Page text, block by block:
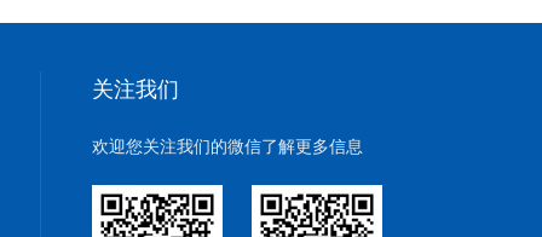
关注我们
欢迎您关注我们的微信了解更多信息